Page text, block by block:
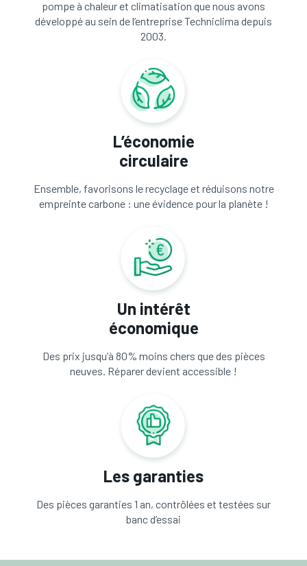
pompe à chaleur et climatisation que nous avons
développé au sein de l’entreprise Techniclima depuis
2003.
L’économie
circulaire
Ensemble, favorisons le recyclage et réduisons notre
empreinte carbone : une évidence pour la planète !
Un intérêt
économique
Des prix jusqu’à 80% moins chers que des pièces
neuves. Réparer devient accessible !
Les garanties
Des pièces garanties 1 an, contrôlées et testées sur
banc d’essai